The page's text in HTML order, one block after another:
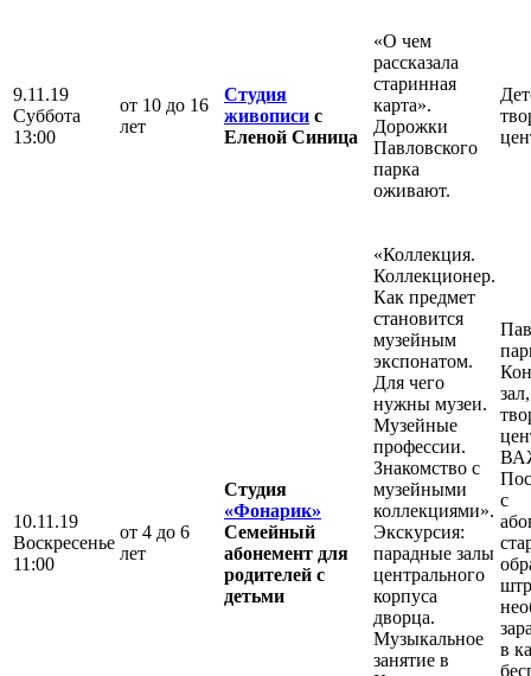
9.11.19
Суббота
13:00
от 10 до 16
лет
Студия
живописи с
Еленой Синица
«О чем
рассказала
старинная
карта».
Дорожки
Павловского
парка
оживают.
10.11.19
Воскресенье
11:00
от 4 до 6
лет
Студия
«Фонарик»
Семейный
абонемент для
родителей с
детьми
«Коллекция.
Коллекционер.
Как предмет
становится
музейным
экспонатом.
Для чего
нужны музеи.
Музейные
профессии.
Знакомство с
музейными
коллекциями».
Экскурсия:
парадные залы
центрального
корпуса
дворца.
Музыкальное
занятие в
с
в